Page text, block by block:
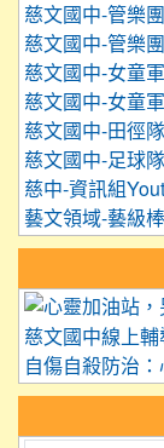
慈文國中-管樂團
慈文國中-管樂
慈文國中-女童軍
慈文國中-女童
慈文國中-田徑
慈文國中-足球
慈中-資訊組
藝文領域-藝級棒
慈文國中線上
自傷自殺防治